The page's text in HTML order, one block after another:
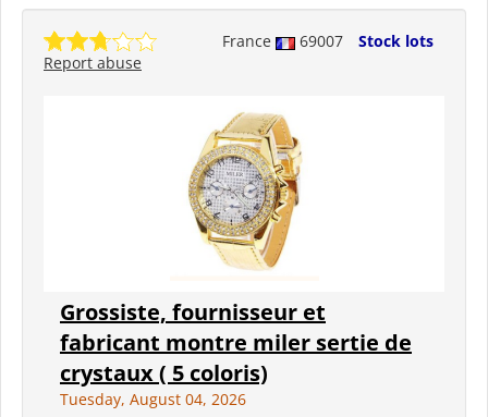
France 69007
Stock lots
Report abuse
Grossiste, fournisseur et
fabricant montre miler sertie de
crystaux ( 5 coloris)
Tuesday, August 04, 2026